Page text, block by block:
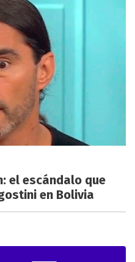
el escándalo que
en Bolivia